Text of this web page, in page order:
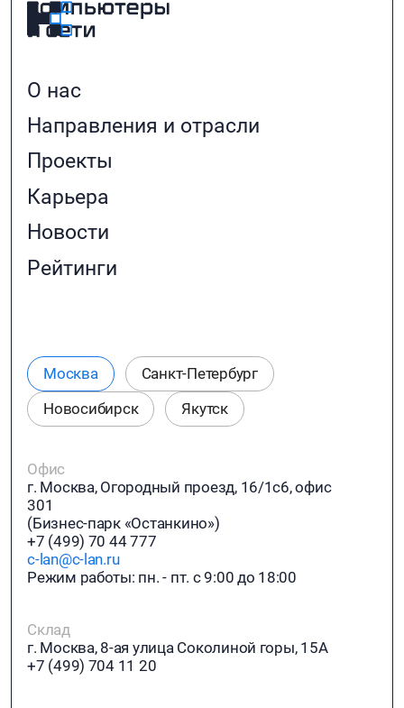
видеокамерыBEWAR
компании
О нас
Направления и отрасли
Проекты
Карьера
Новости
Рейтинги
Москва
Санкт-Петербург
Новосибирск
Якутск
Офис
г. Москва, Огородный проезд, 16/1с6, офис
301
(Бизнес-парк «Останкино»)
+7 (499) 70 44 777
c-lan@c-lan.ru
Режим работы: пн. - пт. с 9:00 до 18:00
Склад
г. Москва, 8-ая улица Соколиной горы, 15А
+7 (499) 704 11 20